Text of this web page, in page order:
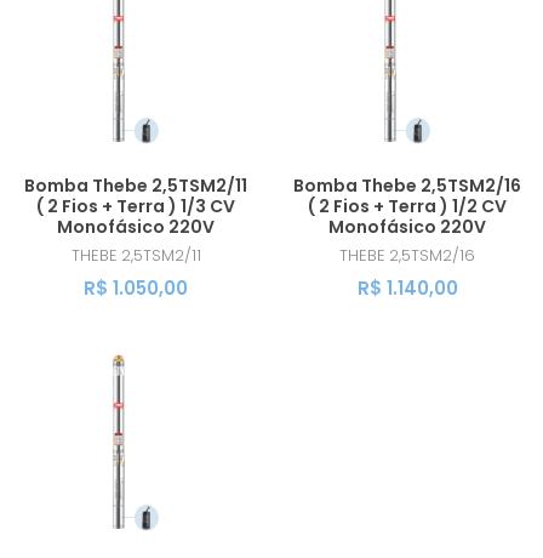
Bomba Thebe 2,5TSM2/11
( 2 Fios + Terra ) 1/3 CV
Monofásico 220V
THEBE 2,5TSM2/11
R$ 1.050,00
Bomba Thebe 2,5TSM2/16
( 2 Fios + Terra ) 1/2 CV
Monofásico 220V
THEBE 2,5TSM2/16
R$ 1.140,00